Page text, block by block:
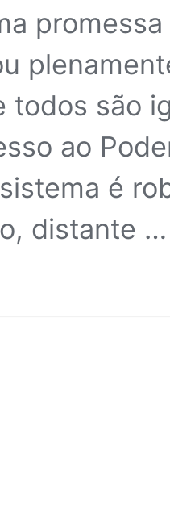
todos são
ao
é
distante